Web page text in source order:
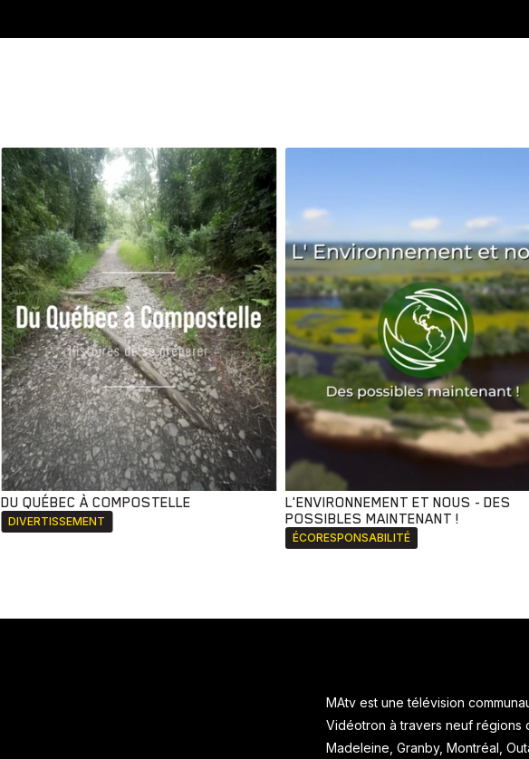
DU QUÉBEC À COMPOSTELLE
DIVERTISSEMENT
L'ENVIRONNEMENT ET NOUS - DES
POSSIBLES MAINTENANT !
ÉCORESPONSABILITÉ
MAtv est une télévision
Vidéotron à travers neuf régions
Madeleine, Granby, Montréal,